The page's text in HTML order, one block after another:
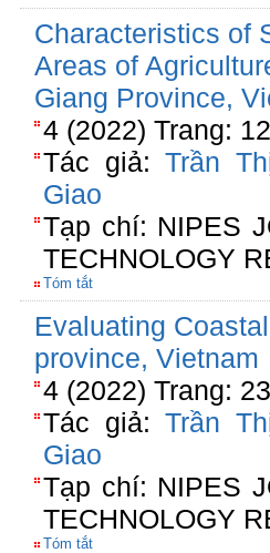
Characteristics of
Areas of
Giang Province,
4 (2022) Trang:
Tác giả:Trần
Giao
Tạp chí: NIPES
TECHNOLOGY
Tóm tắt
Evaluating
province, Vietnam
4 (2022) Trang:
Tác giả:Trần
Giao
Tạp chí: NIPES
TECHNOLOGY
Tóm tắt